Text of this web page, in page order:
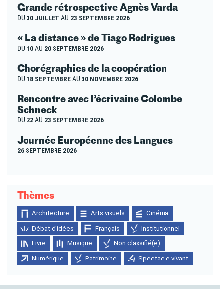
Grande rétrospective Agnès Varda
DU 30 JUILLET AU 23 SEPTEMBRE 2026
« La distance » de Tiago Rodrigues
DU 10AU 20 SEPTEMBRE 2026
Chorégraphies de la coopération
DU 18 SEPTEMBREAU 30 NOVEMBRE 2026
Rencontre avec l’écrivaine Colombe
Schneck
DU 22AU 23 SEPTEMBRE 2026
Journée Européenne des Langues
26 SEPTEMBRE 2026
Thèmes
Architecture Arts visuels Cinéma
Débat d'idées Français Institutionnel
Livre Musique Non classifié(e)
Numérique Patrimoine Spectacle vivant